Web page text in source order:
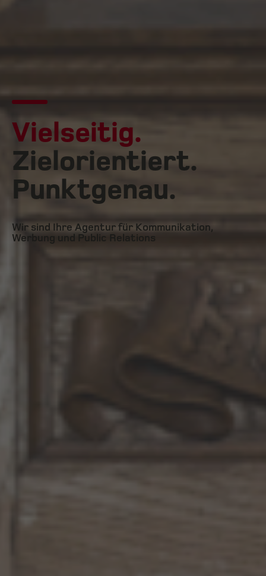
Vielseitig.
Zielorientiert.
Punktgenau.
Wir sind Ihre Agentur für Kommunikation,
Werbung und Public Relations